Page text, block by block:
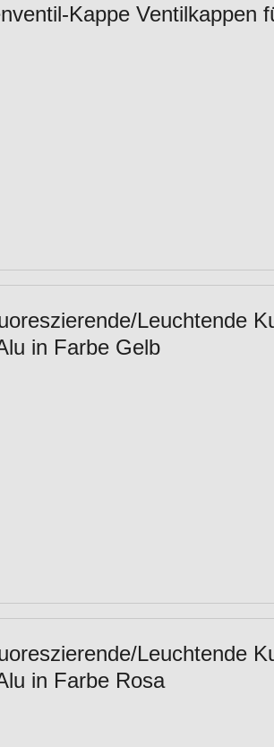
Kappe Ventilkappen
Leuchtende
in Farbe Gelb
Leuchtende
in Farbe Rosa